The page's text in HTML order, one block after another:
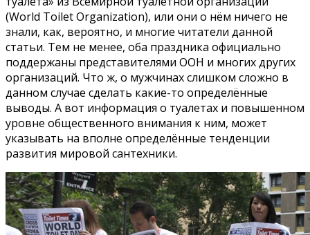
(World Toilet Organization), или они о нём ничего не
знали, как, вероятно, и многие читатели данной
статьи. Тем не менее, оба праздника официально
поддержаны представителями ООН и многих других
организаций. Что ж, о мужчинах слишком сложно в
данном случае сделать какие-то определённые
выводы. А вот информация о туалетах и повышенном
уровне общественного внимания к ним, может
указывать на вполне определённые тенденции
развития мировой сантехники.